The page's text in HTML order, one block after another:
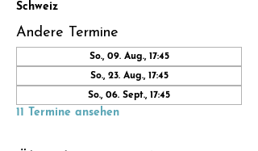
Schweiz
Andere Termine
So., 09. Aug., 17:45
So., 23. Aug., 17:45
So., 06. Sept., 17:45
11 Termine ansehen